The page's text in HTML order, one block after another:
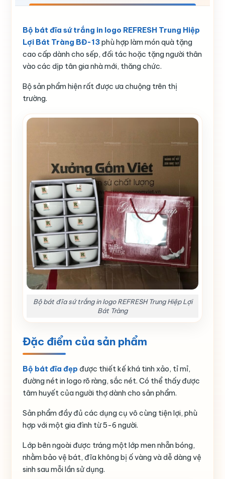
Bộ bát đĩa sứ trắng in logo REFRESH Trung Hiệp
Lợi Bát Tràng BĐ-13phù hợp làm món quà tặng
cao cấp dành cho sếp, đối tác hoặc tặng người thân
vào các dịp tân gia nhà mới, thăng chức.
Bộ sản phẩm hiện rất được ưa chuộng trên thị
trường.
Bộ bát đĩa sứ trắng in logo REFRESH Trung Hiệp Lợi
Bát Tràng
Đặc điểm của sản phẩm
Bộ bát đĩa đẹp được thiết kế khá tinh xảo, tỉ mỉ,
đường nét in logo rõ ràng, sắc nét. Có thể thấy được
tâm huyết của người thợ dành cho sản phẩm.
Sản phẩm đầy đủ các dụng cụ vô cùng tiện lợi, phù
hợp với một gia đình từ 5-6 người.
Lớp bên ngoài được tráng một lớp men nhẵn bóng,
nhằm bảo vệ bát, đĩa không bị ố vàng và dễ dàng vệ
sinh sau mỗi lần sử dụng.